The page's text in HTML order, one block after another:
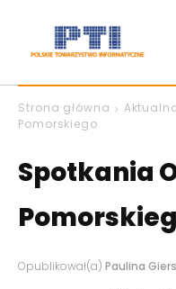
Strona główna
Pomorskiego
Spotkania
Opublikował(a) Paulina